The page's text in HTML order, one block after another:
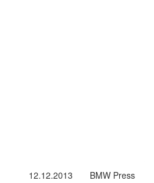
12.12.2013 BMW Press